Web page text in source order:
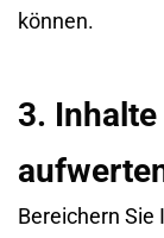
können.
3. Inhalte
Bereichern Sie